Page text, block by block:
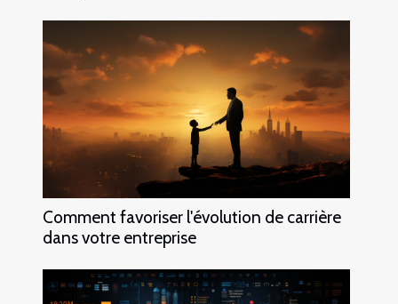
Comment favoriser l'évolution de carrière
dans votre entreprise